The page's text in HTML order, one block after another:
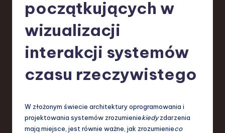
T
początkujących w
wizualizacji
interakcji systemów
czasu rzeczywistego
W złożonym świecie architektury oprogramowania i
projektowania systemów zrozumieniekiedyzdarzenia
mają miejsce, jest równie ważne, jak zrozumienieco